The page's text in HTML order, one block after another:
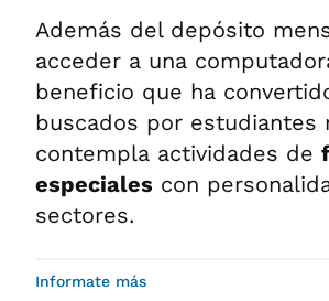
Además del depósito
acceder a una
beneficio que ha
buscados por estudiantes
contempla actividades de
especiales con
sectores.
Informate más